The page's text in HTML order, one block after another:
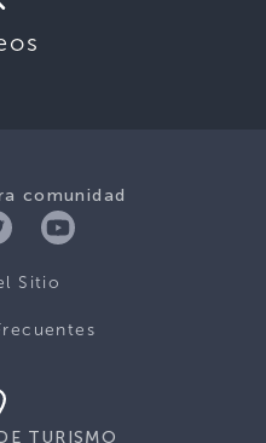
comunidad
Sitio
TURISMO